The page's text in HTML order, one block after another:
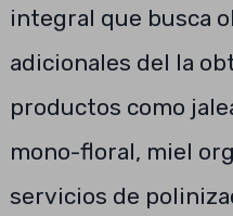
integral que busca
adicionales del la
productos como
mono-floral, miel
servicios de